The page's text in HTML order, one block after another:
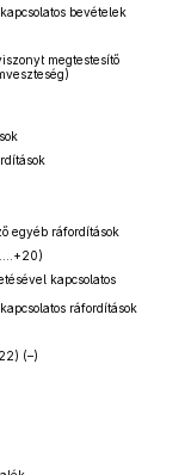
bevételek
megtestesítő
egyéb ráfordítások
kapcsolatos
ráfordítások
(–)